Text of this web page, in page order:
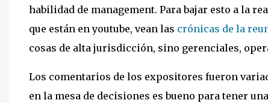
habilidad de management. Para bajar esto a la
que están en youtube, vean las crónicas de la
cosas de alta jurisdicción, sino gerenciales,
Los comentarios de los expositores fueron
en la mesa de decisiones es bueno para tener